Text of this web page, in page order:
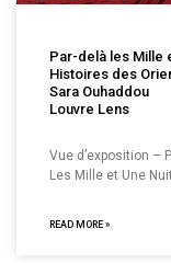
Par-delà les Mille
Histoires des
Sara Ouhaddou
Louvre Lens
Vue d’exposition –
Les Mille et Une
READ MORE »